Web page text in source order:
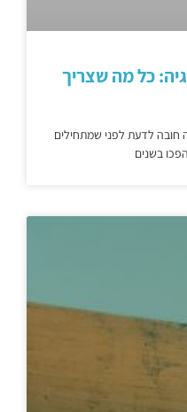
כל מה שצריך
שיניים בגיאורגיה 2025: מה חובה לדעת לפני שמתחילים
בשנים